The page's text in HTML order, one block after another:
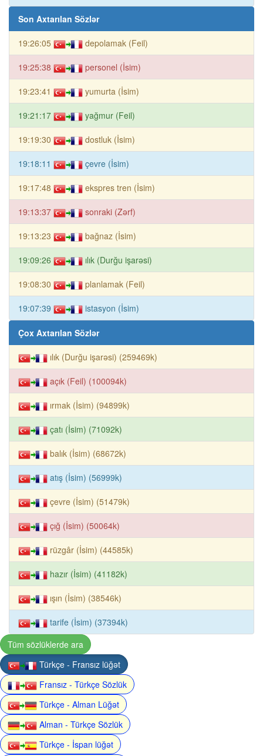
Son Axtarılan Sözlər
19:26:05 depolamak (Feil)
19:25:38 personel (İsim)
19:23:41 yumurta (İsim)
19:21:17 yağmur (Feil)
19:19:30 dostluk (İsim)
19:18:11 çevre (İsim)
19:17:48 ekspres tren (İsim)
19:13:37 sonraki (Zərf)
19:13:23 bağnaz (İsim)
19:09:26 ılık (Durğu işarəsi)
19:08:30 planlamak (Feil)
19:07:39 istasyon (İsim)
Çox Axtarılan Sözlər
ılık (Durğu işarəsi) (259469k)
açık (Feil) (100094k)
ırmak (İsim) (94899k)
çatı (İsim) (71092k)
balık (İsim) (68672k)
atış (İsim) (56999k)
çevre (İsim) (51479k)
çığ (İsim) (50064k)
rüzgâr (İsim) (44585k)
hazır (İsim) (41182k)
ışın (İsim) (38546k)
tarife (İsim) (37394k)
Tüm sözlüklerde ara
Türkçe - Fransız lüğət
Fransız - Türkçe Sözlük
Türkçe - Alman Lüğət
Alman - Türkçe Sözlük
Türkçe - İspan lüğət